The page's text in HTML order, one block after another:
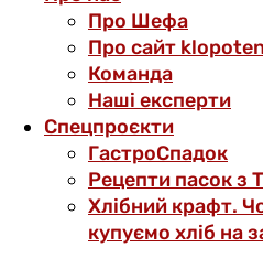
Про Шефа
Про сайт
Команда
Наші експерти
Спецпроєкти
ГастроСпадок
Рецепти пасок з
Хлібний крафт.
купуємо хліб на